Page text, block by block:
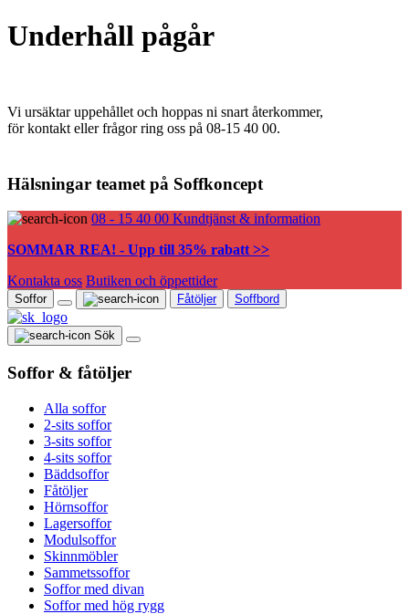
Underhåll pågår
Vi ursäktar uppehållet och hoppas ni snart återkommer,
för kontakt eller frågor ring oss på 08-15 40 00.
Hälsningar teamet på Soffkoncept
08 - 15 40 00 Kundtjänst & information
SOMMAR REA! - Upp till 35% rabatt >>
Kontakta oss Butiken och öppettider
Soffor Fåtöljer Soffbord
Sök
Soffor & fåtöljer
Alla soffor
2-sits soffor
3-sits soffor
4-sits soffor
Bäddsoffor
Fåtöljer
Hörnsoffor
Lagersoffor
Modulsoffor
Skinnmöbler
Sammetssoffor
Soffor med divan
Soffor med hög rygg